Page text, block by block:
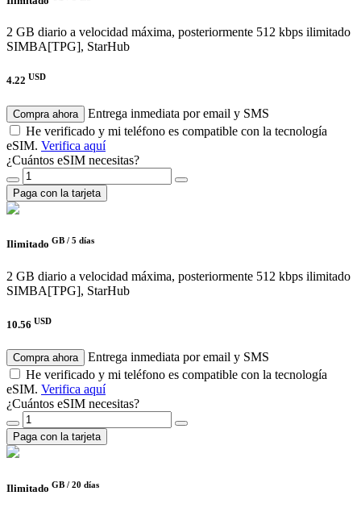
2 GB diario a velocidad máxima, posteriormente 512 kbps ilimitado
SIMBA[TPG], StarHub
4.22 USD
Compra ahora
Entrega inmediata por email y SMS
He verificado y mi teléfono es compatible con la tecnología
eSIM. Verifica aquí
¿Cuántos eSIM necesitas?
Paga con la tarjeta
Ilimitado GB / 5 días
2 GB diario a velocidad máxima, posteriormente 512 kbps ilimitado
SIMBA[TPG], StarHub
10.56 USD
Compra ahora
Entrega inmediata por email y SMS
He verificado y mi teléfono es compatible con la tecnología
eSIM. Verifica aquí
¿Cuántos eSIM necesitas?
Paga con la tarjeta
Ilimitado GB / 20 días